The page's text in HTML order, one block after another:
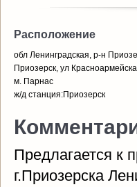
Расположение
обл Ленинградская, р-н
Приозерск, ул
м. Парнас
ж/д станция:Приозерск
Предлагается к
г.Приозерска